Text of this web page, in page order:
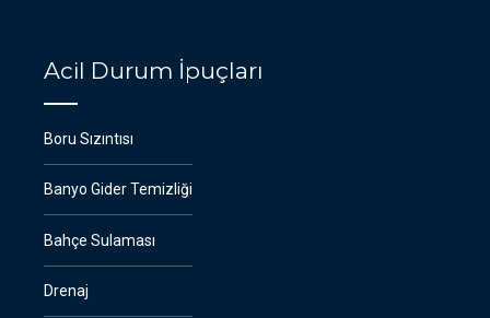
Acil Durum İpuçları
Boru Sızıntısı
Banyo Gider Temizliği
Bahçe Sulaması
Drenaj